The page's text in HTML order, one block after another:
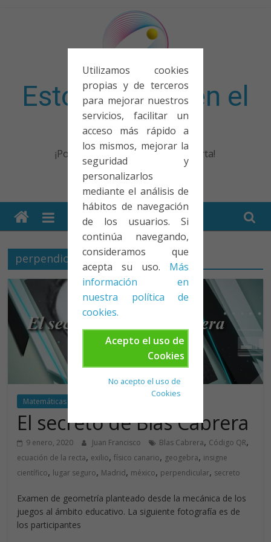
Utilizamos cookies
propias y de terceros
para mejorar nuestros
servicios, facilitar un
acceso más rápido a
los mismos, mejorar la
seguridad y
personalizarlos
mediante el análisis de
hábitos de navegación
de los usuarios. Si
continúa navegando,
consideramos que
acepta su uso. Más
información en
nuestra política de
cookies.
Acepto el uso de
Cookies
No acepto el uso de
Cookies
Esto no entra en el
examen
¡Porque no solo el examen importa!
perpendicular
Matemáticas
El secreto de Blas Cabrera
9 enero, 2020 Juan Francisco Blas Cabrera, Código QR,
ecuación de la recta, exilio,físico canario, geogebra, insigne
científico, lugar seguro, Madrid, méxico, perpendicular, secreto
Examen de geometría planteado desde la mecánica de los
juegos al ámbito educativo. La siguiente fotografía es de
los participantes